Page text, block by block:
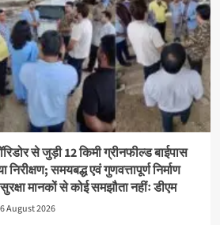
से जुड़ी 12 किमी ग्रीनफील्ड बाईपास
समयबद्ध एवं गुणवत्तापूर्ण निर्माण
मानकों से कोई समझौता नहींः डीएम
6 August 2026